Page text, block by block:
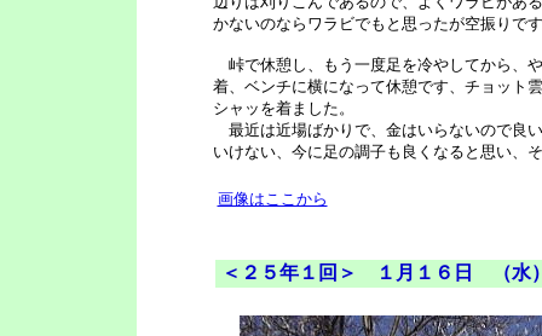
かないのならワラビでもと思ったが空振りで
峠で休憩し、もう一度足を冷やしてから、
着、ベンチに横になって休憩です、チョット
シャッを着ました。
最近は近場ばかりで、金はいらないので良
いけない、今に足の調子も良くなると思い、
画像はここから
＜２５年１回＞ １月１６日 （水